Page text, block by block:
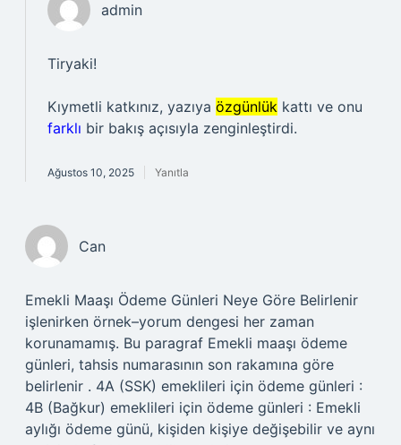
admin
Tiryaki!
Kıymetli katkınız, yazıya özgünlük kattı ve onu
farklı bir bakış açısıyla zenginleştirdi.
Ağustos 10, 2025 Yanıtla
Can
Emekli Maaşı Ödeme Günleri Neye Göre Belirlenir
işlenirken örnek–yorum dengesi her zaman
korunamamış. Bu paragraf Emekli maaşı ödeme
günleri, tahsis numarasının son rakamına göre
belirlenir . 4A (SSK) emeklileri için ödeme günleri :
4B (Bağkur) emeklileri için ödeme günleri : Emekli
aylığı ödeme günü, kişiden kişiye değişebilir ve aynı